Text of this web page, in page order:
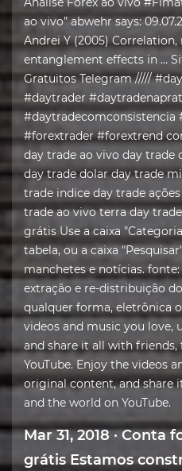
ao vivo” abwehr says:
Andrei Y (2005) Correlation,
entanglement effects in …
Gratuitos Telegram /////
#daytrader
#daytradecomconsistencia
#forextrader #forextrend
day trade ao vivo day trade
day trade dolar day trade
trade indice day trade
trade ao vivo terra day
grátis Use a caixa
tabela, ou a caixa
manchetes e notícias.
extração e re-distribuição
qualquer forma, eletrônica
videos and music you love,
and share it all with
YouTube. Enjoy the videos
original content, and share
and the world on YouTube.
Mar 31, 2018 · Conta
grátis Estamos